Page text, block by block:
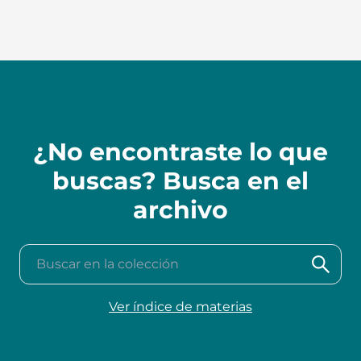
¿No encontraste lo que
buscas? Busca en el
archivo
Buscar en la colección
Ver índice de materias